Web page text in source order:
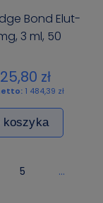
Bond Elut-
3 ml, 50
zł
1 484,39 zł
koszyka
5 ...